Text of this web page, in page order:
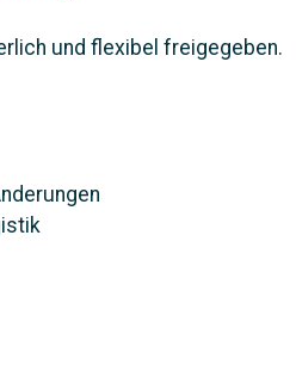
und flexibel freigegeben.